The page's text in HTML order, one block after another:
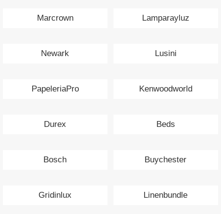
Marcrown Lamparayluz
Newark Lusini
PapeleriaPro Kenwoodworld
Durex Beds
Bosch Buychester
Gridinlux Linenbundle